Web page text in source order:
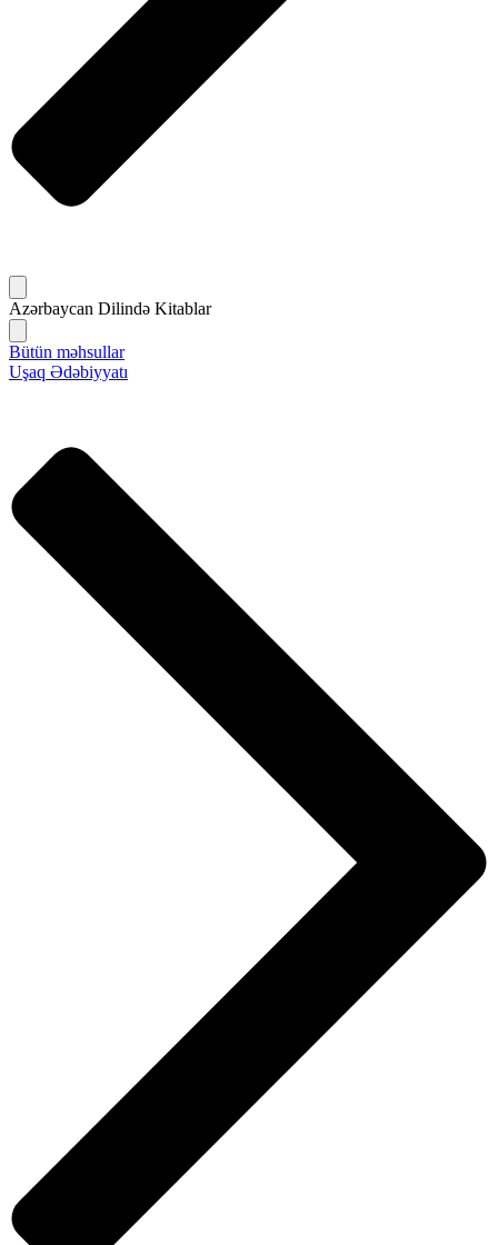
Azərbaycan Dilində Kitablar
Bütün məhsullar
Uşaq Ədəbiyyatı